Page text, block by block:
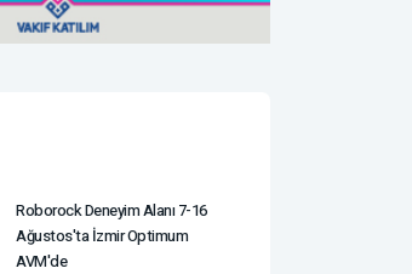
Roborock Deneyim Alanı 7-16
Ağustos'ta İzmir Optimum
AVM'de